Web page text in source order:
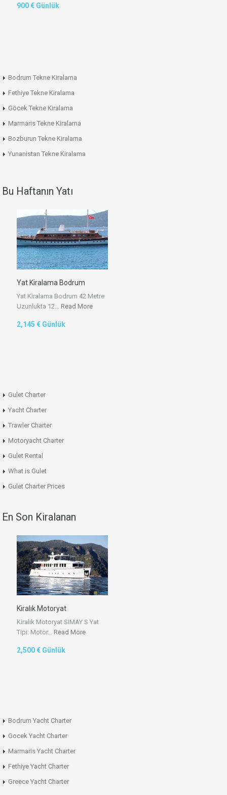
900 € Günlük
Bodrum Tekne Kiralama
Fethiye Tekne Kiralama
Göcek Tekne Kiralama
Marmaris Tekne Kiralama
Bozburun Tekne Kiralama
Yunanistan Tekne Kiralama
Bu Haftanın Yatı
Yat Kiralama Bodrum
Yat Kiralama Bodrum 42 Metre
Uzunlukta 12… Read More
2,145 € Günlük
Gulet Charter
Yacht Charter
Trawler Charter
Motoryacht Charter
Gulet Rental
What is Gulet
Gulet Charter Prices
En Son Kiralanan
Kiralık Motoryat
Kiralık Motoryat SIMAY S Yat
Tipi: Motor… Read More
2,500 € Günlük
Bodrum Yacht Charter
Gocek Yacht Charter
Marmaris Yacht Charter
Fethiye Yacht Charter
Greece Yacht Charter